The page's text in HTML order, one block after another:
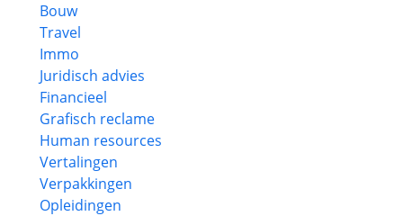
Bouw
Travel
Immo
Juridisch advies
Financieel
Grafisch reclame
Human resources
Vertalingen
Verpakkingen
Opleidingen